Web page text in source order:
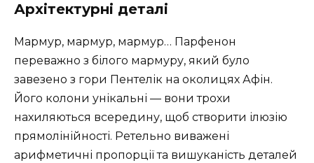
Архітектурні деталі
Мармур, мармур, мармур… Парфенон
переважно з білого мармуру, який було
завезено з гори Пентелік на околицях Афін.
Його колони унікальні — вони трохи
нахиляються всередину, щоб створити ілюзію
прямолінійності. Ретельно виважені
арифметичні пропорції та вишуканість деталей